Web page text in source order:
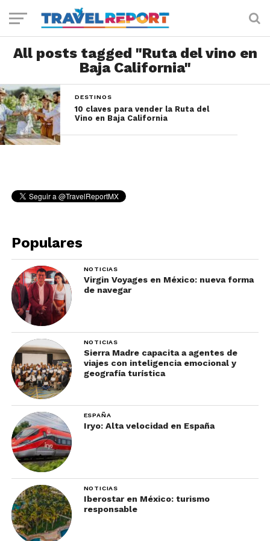
All posts tagged "Ruta del vino en
Baja California"
DESTINOS
10 claves para vender la Ruta del
Vino en Baja California
Populares
NOTICIAS
Virgin Voyages en México: nueva forma
de navegar
NOTICIAS
Sierra Madre capacita a agentes de
viajes con inteligencia emocional y
geografía turística
ESPAÑA
Iryo: Alta velocidad en España
NOTICIAS
Iberostar en México: turismo
responsable